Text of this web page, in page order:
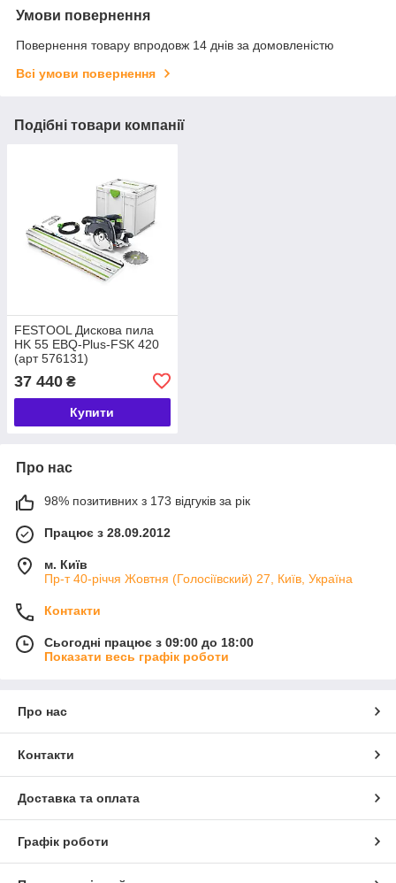
Умови повернення
Повернення товару впродовж 14 днів за домовленістю
Всі умови повернення
Подібні товари компанії
FESTOOL Дискова пила
HK 55 EBQ-Plus-FSK 420
(арт 576131)
37 440 ₴
Купити
Про нас
98% позитивних з 173 відгуків за рік
Працює з 28.09.2012
м. Київ
Пр-т 40-річчя Жовтня (Голосіївский) 27, Київ, Україна
Контакти
Сьогодні працює з 09:00 до 18:00
Показати весь графік роботи
Про нас
Контакти
Доставка та оплата
Графік роботи